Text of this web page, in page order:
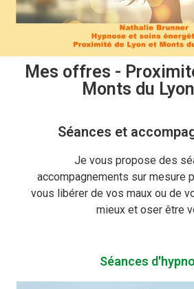
Mes offres -
Monts du
Séances et
Je vous propose des
accompagnements sur mesure
vous libérer de vos maux ou de
mieux et oser être
Séances